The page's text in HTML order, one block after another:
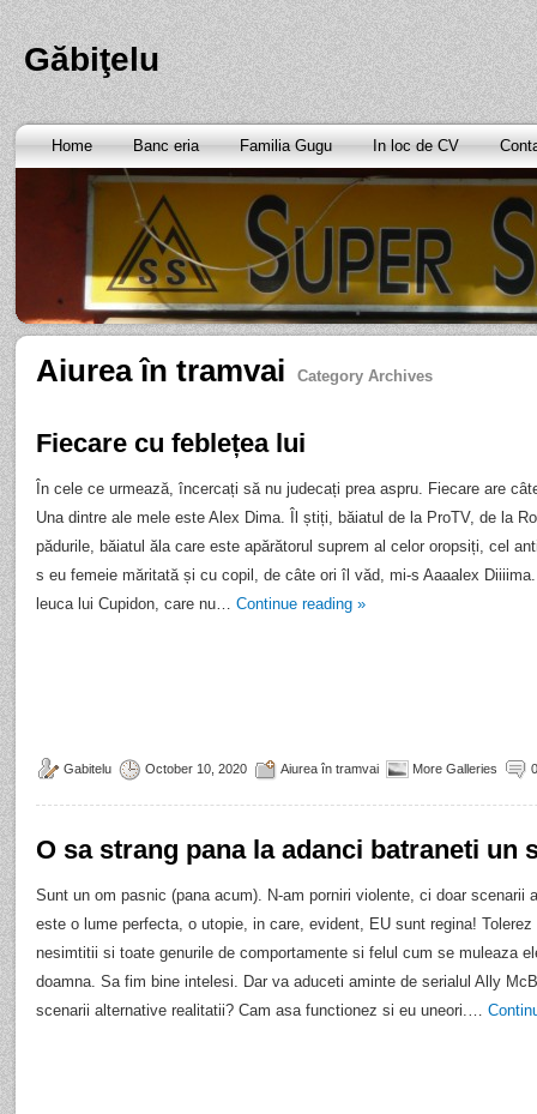
Găbiţelu
Home Banc eria Familia Gugu In loc de CV
Aiurea în tramvai Category Archives
Fiecare cu feblețea lui
În cele ce urmează, încercați să nu judecați prea aspru. Fiecare are
Una dintre ale mele este Alex Dima. Îl știți, băiatul de la ProTV, de la
pădurile, băiatul ăla care este apărătorul suprem al celor oropsiți, cel
s eu femeie măritată și cu copil, de câte ori îl văd, mi-s Aaaalex
leuca lui Cupidon, care nu… Continue reading »
Gabitelu October 10, 2020 Aiurea în tramvai More Galleries
O sa strang pana la adanci batraneti un
Sunt un om pasnic (pana acum). N-am porniri violente, ci doar scenarii
este o lume perfecta, o utopie, in care, evident, EU sunt regina!
nesimtitii si toate genurile de comportamente si felul cum se muleaza
doamna. Sa fim bine intelesi. Dar va aduceti aminte de serialul Ally
scenarii alternative realitatii? Cam asa functionez si eu uneori.…